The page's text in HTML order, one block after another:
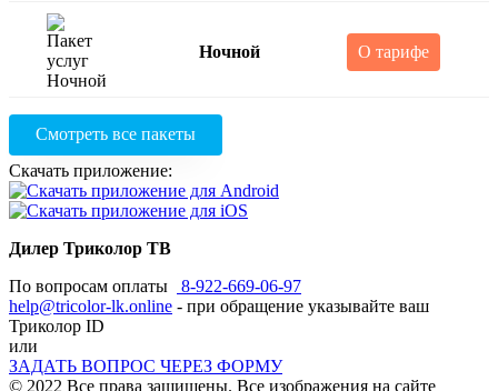
Ночной О тарифе
Смотреть все пакеты
Скачать приложение:
Дилер Триколор ТВ
По вопросам оплаты
8-922-669-06-97
help@tricolor-lk.online - при обращение указывайте ваш
Триколор ID
или
ЗАДАТЬ ВОПРОС ЧЕРЕЗ ФОРМУ
© 2022 Все права защищены. Все изображения на сайте